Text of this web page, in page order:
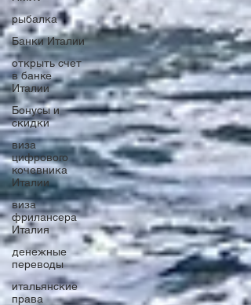
рыбалка
Банки Италии
открыть счет
в банке
Италии
Бонусы и
скидки
виза
цифрового
кочевника
Италии
виза
фрилансера
Италия
денежные
переводы
итальянские
права